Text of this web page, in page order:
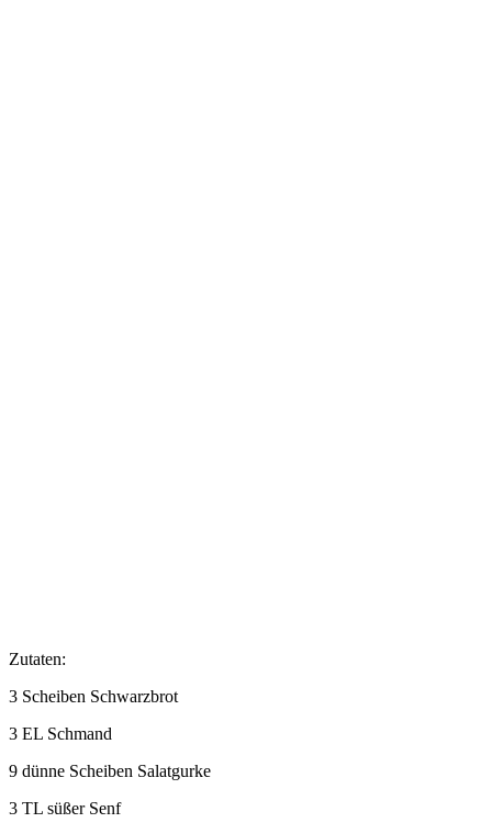
Zutaten:
3 Scheiben Schwarzbrot
3 EL Schmand
9 dünne Scheiben Salatgurke
3 TL süßer Senf